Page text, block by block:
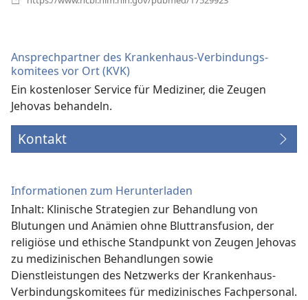
Ansprechpartner des Krankenhaus-Verbindungs­
komitees vor Ort (KVK)
Ein kostenloser Service für Mediziner, die Zeugen
Jehovas behandeln.
Kontakt
Informationen zum Herunterladen
Inhalt: Klinische Strategien zur Behandlung von
Blutungen und Anämien ohne Bluttransfusion, der
religiöse und ethische Standpunkt von Zeugen Jehovas
zu medizinischen Behandlungen sowie
Dienstleistungen des Netzwerks der Krankenhaus-
Verbindungs­komitees für medizinisches Fachpersonal.